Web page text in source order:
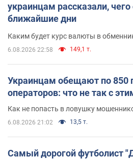
украинцам рассказали,
ближайшие дни
Каким будет курс валюты в
6.08.2026 22:58 149,1 т.
Украинцам обещают по 850
операторов: что не так с
Как не попасть в ловушку
6.08.2026 21:02 13,5 т.
Самый дорогой футболист